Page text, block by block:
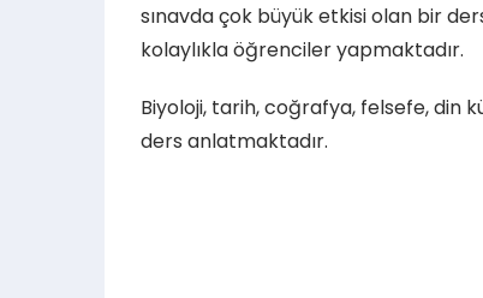
sınavda çok büyük etkisi olan bir
kolaylıkla öğrenciler yapmaktadır.
Biyoloji, tarih, coğrafya, felsefe, din
ders anlatmaktadır.